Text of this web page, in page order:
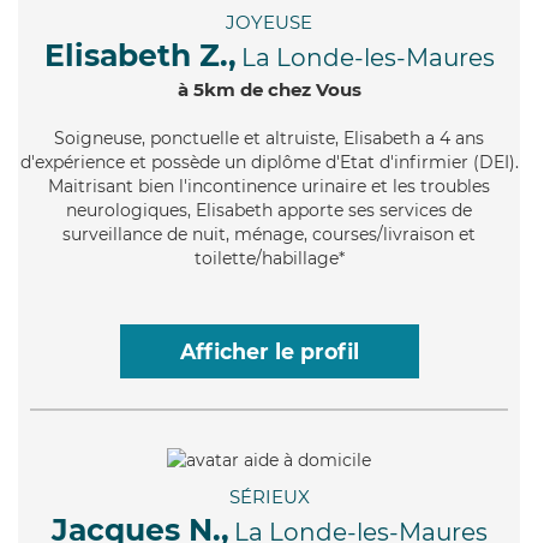
JOYEUSE
Elisabeth Z., La Londe-les-Maures
à 5km de chez Vous
Soigneuse, ponctuelle et altruiste, Elisabeth a 4 ans
d'expérience et possède un diplôme d'Etat d'infirmier (DEI).
Maitrisant bien l'incontinence urinaire et les troubles
neurologiques, Elisabeth apporte ses services de
surveillance de nuit, ménage, courses/livraison et
toilette/habillage*
Afficher le profil
SÉRIEUX
Jacques N., La Londe-les-Maures